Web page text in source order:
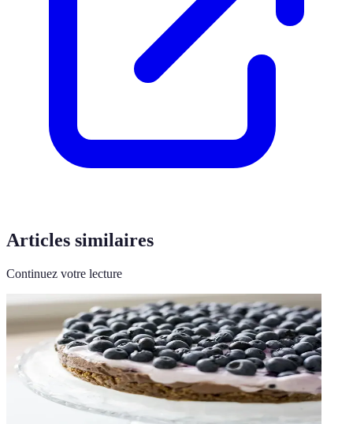
Articles similaires
Continuez votre lecture